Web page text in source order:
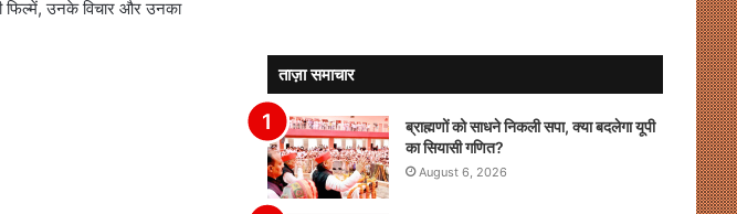
फिल्में, उनके विचार और उनका
ताज़ा समाचार
ब्राह्मणों को साधने निकली सपा, क्या बदलेगा यूपी
का सियासी गणित?
August 6, 2026